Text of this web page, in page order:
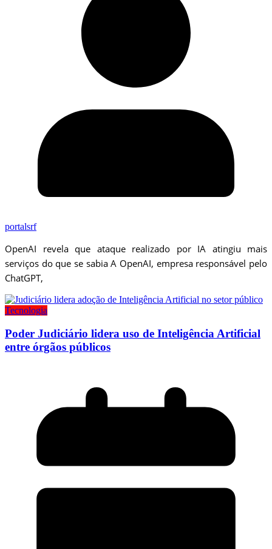
portalsrf
OpenAI revela que ataque realizado por IA atingiu mais
serviços do que se sabia A OpenAI, empresa responsável pelo
ChatGPT,
Tecnologia
Poder Judiciário lidera uso de Inteligência Artificial
entre órgãos públicos